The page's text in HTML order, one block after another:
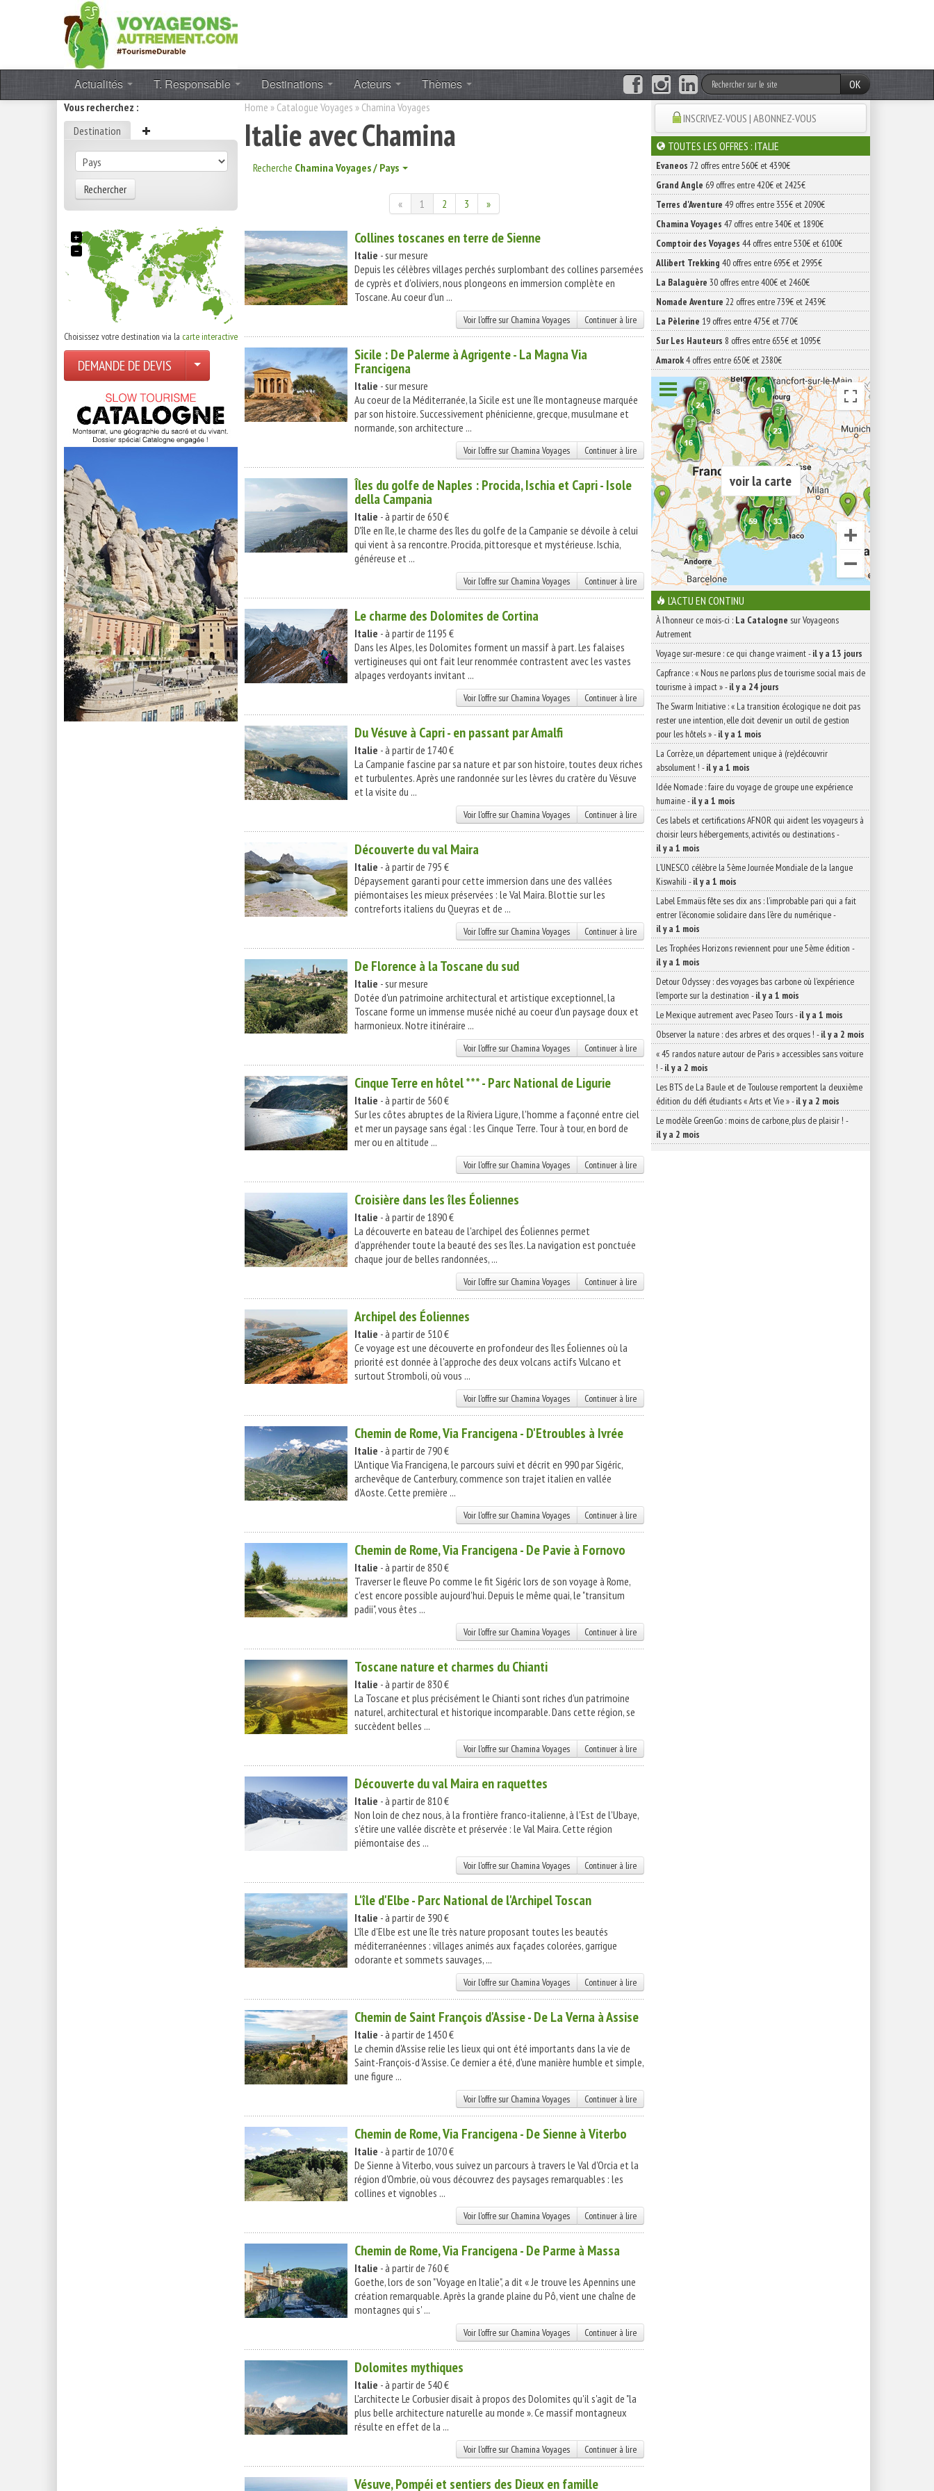
Actualités T. Responsable Destinations Acteurs Thèmes
OK
Vous recherchez :
Destination
Rechercher
+
−
Choisissez votre destination via la carte interactive
DEMANDE DE DEVIS
Home » Catalogue Voyages » Chamina Voyages
Italie avec Chamina
Recherche Chamina Voyages / Pays
« 1 2 3 »
Collines toscanes en terre de Sienne
Italie - sur mesure
Depuis les célèbres villages perchés surplombant des collines parsemées
de cyprès et d'oliviers, nous plongeons en immersion complète en
Toscane. Au coeur d'un ...
Voir l'offre sur Chamina Voyages Continuer à lire
Sicile : De Palerme à Agrigente - La Magna Via
Francigena
Italie - sur mesure
Au coeur de la Méditerranée, la Sicile est une île montagneuse marquée
par son histoire. Successivement phénicienne, grecque, musulmane et
normande, son architecture ...
Voir l'offre sur Chamina Voyages Continuer à lire
Îles du golfe de Naples : Procida, Ischia et Capri - Isole
della Campania
Italie - à partir de 650 €
D'île en île, le charme des îles du golfe de la Campanie se dévoile à celui
qui vient à sa rencontre. Procida, pittoresque et mystérieuse. Ischia,
généreuse et ...
Voir l'offre sur Chamina Voyages Continuer à lire
Le charme des Dolomites de Cortina
Italie - à partir de 1195 €
Dans les Alpes, les Dolomites forment un massif à part. Les falaises
vertigineuses qui ont fait leur renommée contrastent avec les vastes
alpages verdoyants invitant ...
Voir l'offre sur Chamina Voyages Continuer à lire
Du Vésuve à Capri - en passant par Amalfi
Italie - à partir de 1740 €
La Campanie fascine par sa nature et par son histoire, toutes deux riches
et turbulentes. Après une randonnée sur les lèvres du cratère du Vésuve
et la visite du ...
Voir l'offre sur Chamina Voyages Continuer à lire
Découverte du val Maira
Italie - à partir de 795 €
Dépaysement garanti pour cette immersion dans une des vallées
piémontaises les mieux préservées : le Val Maira. Blottie sur les
contreforts italiens du Queyras et de ...
Voir l'offre sur Chamina Voyages Continuer à lire
De Florence à la Toscane du sud
Italie - sur mesure
Dotée d'un patrimoine architectural et artistique exceptionnel, la
Toscane forme un immense musée niché au coeur d'un paysage doux et
harmonieux. Notre itinéraire ...
Voir l'offre sur Chamina Voyages Continuer à lire
Cinque Terre en hôtel *** - Parc National de Ligurie
Italie - à partir de 560 €
Sur les côtes abruptes de la Riviera Ligure, l'homme a façonné entre ciel
et mer un paysage sans égal : les Cinque Terre. Tour à tour, en bord de
mer ou en altitude ...
Voir l'offre sur Chamina Voyages Continuer à lire
Croisière dans les îles Éoliennes
Italie - à partir de 1890 €
La découverte en bateau de l'archipel des Éoliennes permet
d'appréhender toute la beauté des ses îles. La navigation est ponctuée
chaque jour de belles randonnées, ...
Voir l'offre sur Chamina Voyages Continuer à lire
Archipel des Éoliennes
Italie - à partir de 510 €
Ce voyage est une découverte en profondeur des îles Éoliennes où la
priorité est donnée à l'approche des deux volcans actifs Vulcano et
surtout Stromboli, où vous ...
Voir l'offre sur Chamina Voyages Continuer à lire
Chemin de Rome, Via Francigena - D'Etroubles à Ivrée
Italie - à partir de 790 €
L'Antique Via Francigena, le parcours suivi et décrit en 990 par Sigéric,
archevêque de Canterbury, commence son trajet italien en vallée
d'Aoste. Cette première ...
Voir l'offre sur Chamina Voyages Continuer à lire
Chemin de Rome, Via Francigena - De Pavie à Fornovo
Italie - à partir de 850 €
Traverser le fleuve Po comme le fit Sigéric lors de son voyage à Rome,
c'est encore possible aujourd'hui. Depuis le même quai, le "transitum
padii", vous êtes ...
Voir l'offre sur Chamina Voyages Continuer à lire
Toscane nature et charmes du Chianti
Italie - à partir de 830 €
La Toscane et plus précisément le Chianti sont riches d'un patrimoine
naturel, architectural et historique incomparable. Dans cette région, se
succèdent belles ...
Voir l'offre sur Chamina Voyages Continuer à lire
Découverte du val Maira en raquettes
Italie - à partir de 810 €
Non loin de chez nous, à la frontière franco-italienne, à l'Est de l'Ubaye,
s'étire une vallée discrète et préservée : le Val Maira. Cette région
piémontaise des ...
Voir l'offre sur Chamina Voyages Continuer à lire
L'île d'Elbe - Parc National de l'Archipel Toscan
Italie - à partir de 390 €
L'île d'Elbe est une île très nature proposant toutes les beautés
méditerranéennes : villages animés aux façades colorées, garrigue
odorante et sommets sauvages, ...
Voir l'offre sur Chamina Voyages Continuer à lire
Chemin de Saint François d'Assise - De La Verna à Assise
Italie - à partir de 1450 €
Le chemin d'Assise relie les lieux qui ont été importants dans la vie de
Saint-François-d 'Assise. Ce dernier a été, d'une manière humble et simple,
une figure ...
Voir l'offre sur Chamina Voyages Continuer à lire
Chemin de Rome, Via Francigena - De Sienne à Viterbo
Italie - à partir de 1070 €
De Sienne à Viterbo, vous suivez un parcours à travers le Val d'Orcia et la
région d'Ombrie, où vous découvrez des paysages remarquables : les
collines et vignobles ...
Voir l'offre sur Chamina Voyages Continuer à lire
Chemin de Rome, Via Francigena - De Parme à Massa
Italie - à partir de 760 €
Goethe, lors de son "Voyage en Italie", a dit « Je trouve les Apennins une
création remarquable. Après la grande plaine du Pô, vient une chaîne de
montagnes qui s' ...
Voir l'offre sur Chamina Voyages Continuer à lire
Dolomites mythiques
Italie - à partir de 540 €
L'architecte Le Corbusier disait à propos des Dolomites qu'il s'agit de "la
plus belle architecture naturelle au monde ». Ce massif montagneux
résulte en effet de la ...
Voir l'offre sur Chamina Voyages Continuer à lire
Vésuve, Pompéi et sentiers des Dieux en famille
INSCRIVEZ-VOUS | ABONNEZ-VOUS
TOUTES LES OFFRES : ITALIE
Evaneos 72 offres entre 560€ et 4390€
Grand Angle 69 offres entre 420€ et 2425€
Terres d'Aventure 49 offres entre 355€ et 2090€
Chamina Voyages 47 offres entre 340€ et 1890€
Comptoir des Voyages 44 offres entre 530€ et 6100€
Allibert Trekking 40 offres entre 695€ et 2995€
La Balaguère 30 offres entre 400€ et 2460€
Nomade Aventure 22 offres entre 739€ et 2439€
La Pèlerine 19 offres entre 475€ et 770€
Sur Les Hauteurs 8 offres entre 655€ et 1095€
Amarok4 offres entre 650€ et 2380€
voir la carte
L'ACTU EN CONTINU
À l'honneur ce mois-ci : La Catalogne sur Voyageons
Autrement
Voyage sur-mesure : ce qui change vraiment-il y a 13 jours
Capfrance : « Nous ne parlons plus de tourisme social mais de
tourisme à impact »-il y a 24 jours
The Swarm Initiative : « La transition écologique ne doit pas
rester une intention, elle doit devenir un outil de gestion
pour les hôtels »-il y a 1 mois
La Corrèze, un département unique à (re)découvrir
absolument ! -il y a 1 mois
Idée Nomade : faire du voyage de groupe une expérience
humaine-il y a 1 mois
Ces labels et certifications AFNOR qui aident les voyageurs à
choisir leurs hébergements, activités ou destinations-
il y a 1 mois
L’UNESCO célèbre la 5ème Journée Mondiale de la langue
Kiswahili -il y a 1 mois
Label Emmaüs fête ses dix ans : l’improbable pari qui a fait
entrer l’économie solidaire dans l’ère du numérique-
il y a 1 mois
Les Trophées Horizons reviennent pour une 5ème édition -
il y a 1 mois
Detour Odyssey : des voyages bas carbone où l’expérience
l’emporte sur la destination -il y a 1 mois
Le Mexique autrement avec Paseo Tours-il y a 1 mois
Observer la nature : des arbres et des orques ! -il y a 2 mois
« 45 randos nature autour de Paris » accessibles sans voiture
! -il y a 2 mois
Les BTS de La Baule et de Toulouse remportent la deuxième
édition du défi étudiants « Arts et Vie »-il y a 2 mois
Le modèle GreenGo : moins de carbone, plus de plaisir ! -
il y a 2 mois